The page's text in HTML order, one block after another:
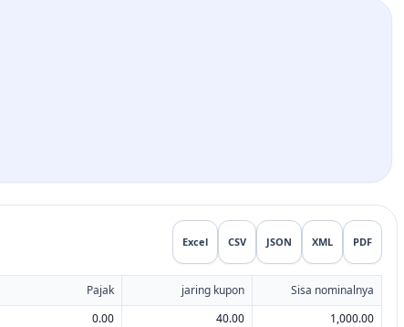
Excel CSV JSON XML PDF
Pajak jaring kupon
Sisa nominalnya
0.00 40.00
1,000.00